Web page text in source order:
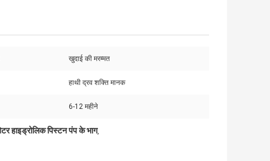
खुदाई की मरम्मत
हाथी द्रव शक्ति मानक
6-12 महीने
हाइड्रोलिक पिस्टन पंप के भाग,